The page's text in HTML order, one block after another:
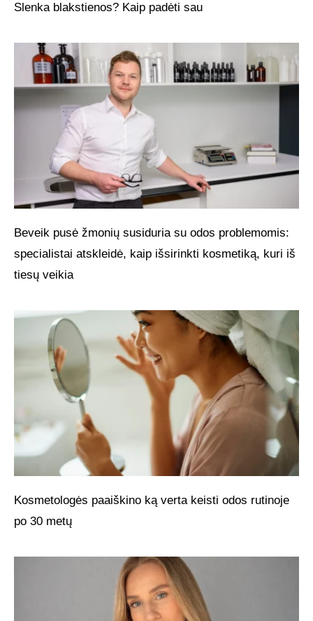
Slenka blakstienos? Kaip padėti sau
Beveik pusė žmonių susiduria su odos problemomis:
specialistai atskleidė, kaip išsirinkti kosmetiką, kuri iš
tiesų veikia
Kosmetologės paaiškino ką verta keisti odos rutinoje
po 30 metų